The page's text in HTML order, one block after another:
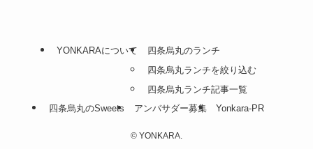
YONKARAについて
四条烏丸のランチ
四条烏丸ランチを絞り込む
四条烏丸ランチ記事一覧
四条烏丸のSweets
アンバサダー募集 Yonkara-PR
© YONKARA.